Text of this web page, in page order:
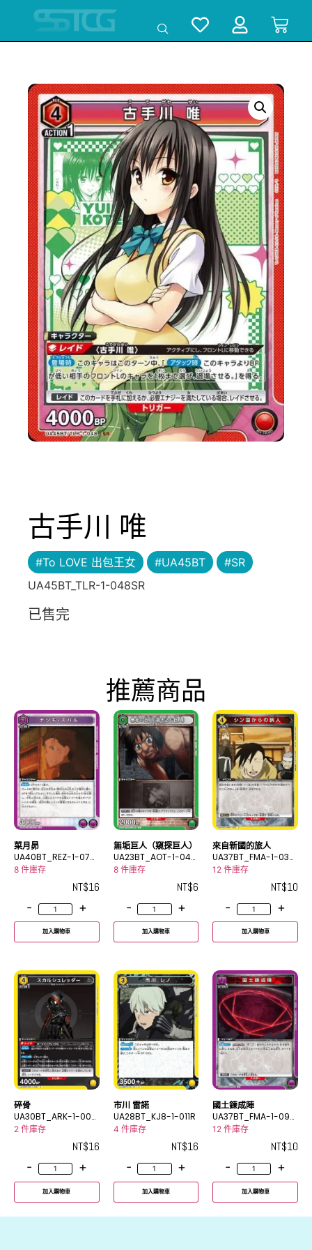
古手川 唯
#To LOVE 出包王女 #UA45BT
#SR
UA45BT_TLR-1-048SR
已售完
推薦商品
菜月昴
UA40BT_REZ-1-070
R
8 件庫存
NT$16
-
+
加入購物車
無垢巨人（窺探巨人）
UA23BT_AOT-1-042
C
8 件庫存
NT$6
-
+
加入購物車
來自新國的旅人
UA37BT_FMA-1-030
U
12 件庫存
NT$10
-
+
加入購物車
碎骨
UA30BT_ARK-1-008
R
2 件庫存
NT$16
-
+
加入購物車
市川 雷諾
UA28BT_KJ8-1-011R
4 件庫存
NT$16
-
+
加入購物車
國土鍊成陣
UA37BT_FMA-1-095
U
12 件庫存
NT$10
-
+
加入購物車